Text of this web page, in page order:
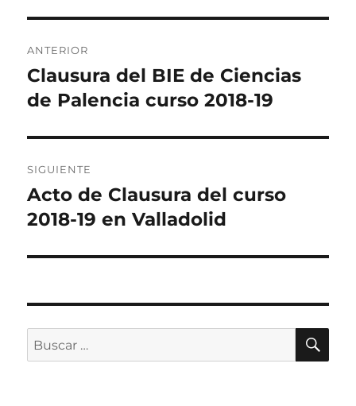
de
entradas
ANTERIOR
Entrada
anterior:
Clausura del BIE de Ciencias
de Palencia curso 2018-19
SIGUIENTE
Entrada
siguiente:
Acto de Clausura del curso
2018-19 en Valladolid
Buscar
por: